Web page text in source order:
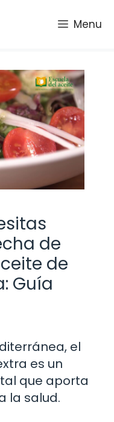
Menu
de
de
Guía
el
es un
que aporta
la salud.